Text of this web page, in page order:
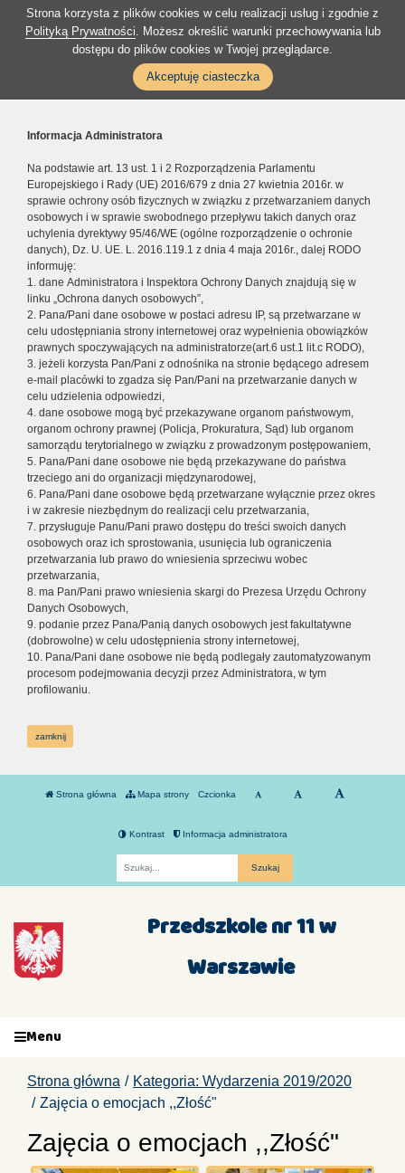
Strona korzysta z plików cookies w celu realizacji usług i zgodnie z
Polityką Prywatności. Możesz określić warunki przechowywania lub
dostępu do plików cookies w Twojej przeglądarce.
Akceptuję ciasteczka
Informacja Administratora
Na podstawie art. 13 ust. 1 i 2 Rozporządzenia Parlamentu
Europejskiego i Rady (UE) 2016/679 z dnia 27 kwietnia 2016r. w
sprawie ochrony osób fizycznych w związku z przetwarzaniem danych
osobowych i w sprawie swobodnego przepływu takich danych oraz
uchylenia dyrektywy 95/46/WE (ogólne rozporządzenie o ochronie
danych), Dz. U. UE. L. 2016.119.1 z dnia 4 maja 2016r., dalej RODO
informuję:
1. dane Administratora i Inspektora Ochrony Danych znajdują się w
linku „Ochrona danych osobowych”,
2. Pana/Pani dane osobowe w postaci adresu IP, są przetwarzane w
celu udostępniania strony internetowej oraz wypełnienia obowiązków
prawnych spoczywających na administratorze(art.6 ust.1 lit.c RODO),
3. jeżeli korzysta Pan/Pani z odnośnika na stronie będącego adresem
e-mail placówki to zgadza się Pan/Pani na przetwarzanie danych w
celu udzielenia odpowiedzi,
4. dane osobowe mogą być przekazywane organom państwowym,
organom ochrony prawnej (Policja, Prokuratura, Sąd) lub organom
samorządu terytorialnego w związku z prowadzonym postępowaniem,
5. Pana/Pani dane osobowe nie będą przekazywane do państwa
trzeciego ani do organizacji międzynarodowej,
6. Pana/Pani dane osobowe będą przetwarzane wyłącznie przez okres
i w zakresie niezbędnym do realizacji celu przetwarzania,
7. przysługuje Panu/Pani prawo dostępu do treści swoich danych
osobowych oraz ich sprostowania, usunięcia lub ograniczenia
przetwarzania lub prawo do wniesienia sprzeciwu wobec
przetwarzania,
8. ma Pan/Pani prawo wniesienia skargi do Prezesa Urzędu Ochrony
Danych Osobowych,
9. podanie przez Pana/Panią danych osobowych jest fakultatywne
(dobrowolne) w celu udostępnienia strony internetowej,
10. Pana/Pani dane osobowe nie będą podlegały zautomatyzowanym
procesom podejmowania decyzji przez Administratora, w tym
profilowaniu.
zamknij
Strona główna Mapa strony Czcionka
Kontrast Informacja administratora
Przedszkole nr 11 w
Warszawie
Menu
Strona główna
Kategoria: Wydarzenia 2019/2020
Zajęcia o emocjach ,,Złość"
Zajęcia o emocjach ,,Złość"